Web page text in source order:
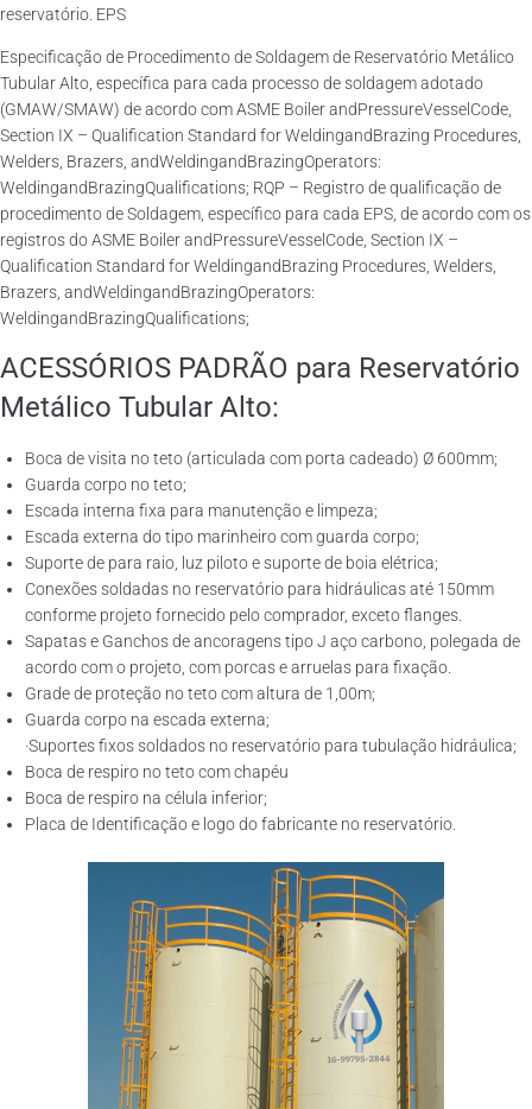
reservatório. EPS
Especificação de Procedimento de Soldagem de Reservatório Metálico
Tubular Alto, específica para cada processo de soldagem adotado
(GMAW/SMAW) de acordo com ASME Boiler andPressureVesselCode,
Section IX – Qualification Standard for WeldingandBrazing Procedures,
Welders, Brazers, andWeldingandBrazingOperators:
WeldingandBrazingQualifications; RQP – Registro de qualificação de
procedimento de Soldagem, específico para cada EPS, de acordo com os
registros do ASME Boiler andPressureVesselCode, Section IX –
Qualification Standard for WeldingandBrazing Procedures, Welders,
Brazers, andWeldingandBrazingOperators:
WeldingandBrazingQualifications;
ACESSÓRIOS PADRÃO para Reservatório
Metálico Tubular Alto:
Boca de visita no teto (articulada com porta cadeado) Ø 600mm;
Guarda corpo no teto;
Escada interna fixa para manutenção e limpeza;
Escada externa do tipo marinheiro com guarda corpo;
Suporte de para raio, luz piloto e suporte de boia elétrica;
Conexões soldadas no reservatório para hidráulicas até 150mm
conforme projeto fornecido pelo comprador, exceto flanges.
Sapatas e Ganchos de ancoragens tipo J aço carbono, polegada de
acordo com o projeto, com porcas e arruelas para fixação.
Grade de proteção no teto com altura de 1,00m;
Guarda corpo na escada externa;
·Suportes fixos soldados no reservatório para tubulação hidráulica;
Boca de respiro no teto com chapéu
Boca de respiro na célula inferior;
Placa de Identificação e logo do fabricante no reservatório.